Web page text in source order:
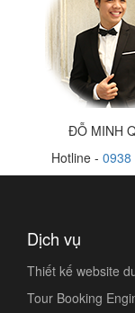
ĐỖ MINH
Hotline - 0938
Dịch vụ
Thiết kế website
Tour Booking